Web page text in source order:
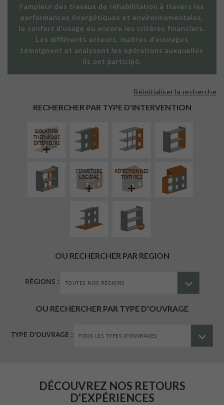
l'ampleur des travaux de réhabilitation à travers les
performances énergétiques et environnementales,
le confort d'usage ou encore les critères financiers.
Les différents acteurs, maîtres d'ouvrages
témoignent et analysent les opérations auxquelles
ils ont participé.
RECHERCHER PAR TYPE D'INTERVENTION
Réinitialiser la recherche
ISOLATION
THERMIQUE
EXTÉRIEURE
FAÇADE SUR
LINÉAIRE
ISOLATION
INTÉRIEURE
RÉAMÉNAGEMENT
INTÉRIEUR
FERMETURE
LOGGIAS
RÉFECTION DES
TOITURES
SURÉLÉVATION
EXTENSION
AMÉNAGEMENT
EXTÉRIEUR
PROCÉDÉ
PARTICULIER
OU RECHERCHER PAR REGION
RÉGIONS :
OU RECHERCHER PAR TYPE D'OUVRAGE
TYPE D'OUVRAGE :
DÉCOUVREZ NOS RETOURS
D'EXPÉRIENCES